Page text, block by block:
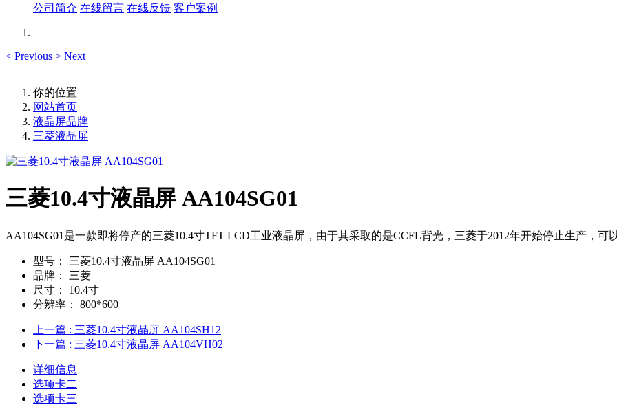
公司简介 在线留言 在线反馈 客户案例
< Previous > Next
你的位置
网站首页
液晶屏品牌
三菱液晶屏
三菱10.4寸液晶屏 AA104SG01
AA104SG01是一款即将停产的三菱10.4寸TFT LCD工业液晶屏，由于其采取的是CCFL背光，三菱于2012年开始停止生产，可
型号：
三菱10.4寸液晶屏 AA104SG01
品牌：
三菱
尺寸：
10.4寸
分辨率：
800*600
上一篇 : 三菱10.4寸液晶屏 AA104SH12
下一篇 : 三菱10.4寸液晶屏 AA104VH02
详细信息
选项卡二
选项卡三